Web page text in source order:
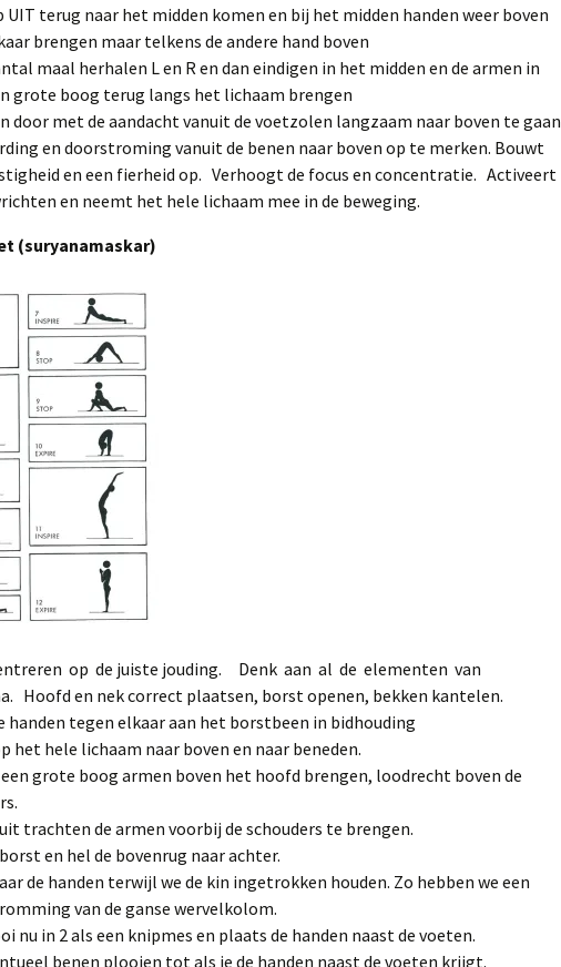
UIT terug naar het midden komen en bij het midden handen weer boven
brengen maar telkens de andere hand boven
maal herhalen L en R en dan eindigen in het midden en de armen in
grote boog terug langs het lichaam brengen
door met de aandacht vanuit de voetzolen langzaam naar boven te gaan
en doorstroming vanuit de benen naar boven op te merken. Bouwt
en een fierheid op. Verhoogt de focus en concentratie. Activeert
en neemt het hele lichaam mee in de beweging.
(suryanamaskar)
op de juiste jouding. Denk aan al de elementen van
Hoofd en nek correct plaatsen, borst openen, bekken kantelen.
handen tegen elkaar aan het borstbeen in bidhouding
het hele lichaam naar boven en naar beneden.
grote boog armen boven het hoofd brengen, loodrecht boven de
trachten de armen voorbij de schouders te brengen.
en hel de bovenrug naar achter.
de handen terwijl we de kin ingetrokken houden. Zo hebben we een
van de ganse wervelkolom.
nu in 2 als een knipmes en plaats de handen naast de voeten.
benen plooien tot als je de handen naast de voeten krijgt.